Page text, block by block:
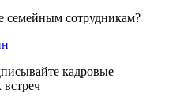
семейным сотрудникам?
кадровые